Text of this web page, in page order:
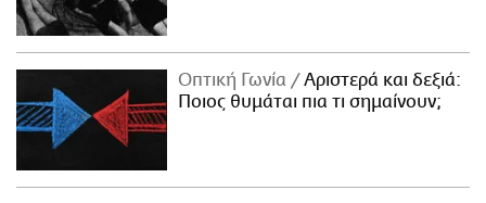
Οπτική Γωνία
Αριστερά και δεξιά:
Ποιος θυμάται πια τι σημαίνουν;